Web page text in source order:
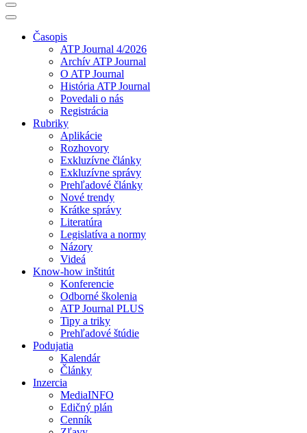
Časopis
ATP Journal 4/2026
Archív ATP Journal
O ATP Journal
História ATP Journal
Povedali o nás
Registrácia
Rubriky
Aplikácie
Rozhovory
Exkluzívne články
Exkluzívne správy
Prehľadové články
Nové trendy
Krátke správy
Literatúra
Legislatíva a normy
Názory
Videá
Know-how inštitút
Konferencie
Odborné školenia
ATP Journal PLUS
Tipy a triky
Prehľadové štúdie
Podujatia
Kalendár
Články
Inzercia
MediaINFO
Edičný plán
Cenník